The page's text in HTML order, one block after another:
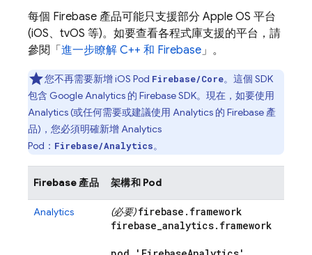
每個 Firebase 產品可能只支援部分 Apple OS 平台
(iOS、tvOS 等)。如要查看各程式庫支援的平台，請
參閱「 進一步瞭解 C++ 和 Firebase」。
您不再需要新增 iOS Pod Firebase/Core。這個 SDK
包含 Google Analytics 的 Firebase SDK。現在，如要使用
Analytics(或任何需要或建議使用 Analytics 的 Firebase 產
品)，您必須明確新增Analytics
Pod： Firebase/Analytics。
Firebase 產品 架構和 Pod
Analytics (必要) firebase . framework
firebase_analytics. framework